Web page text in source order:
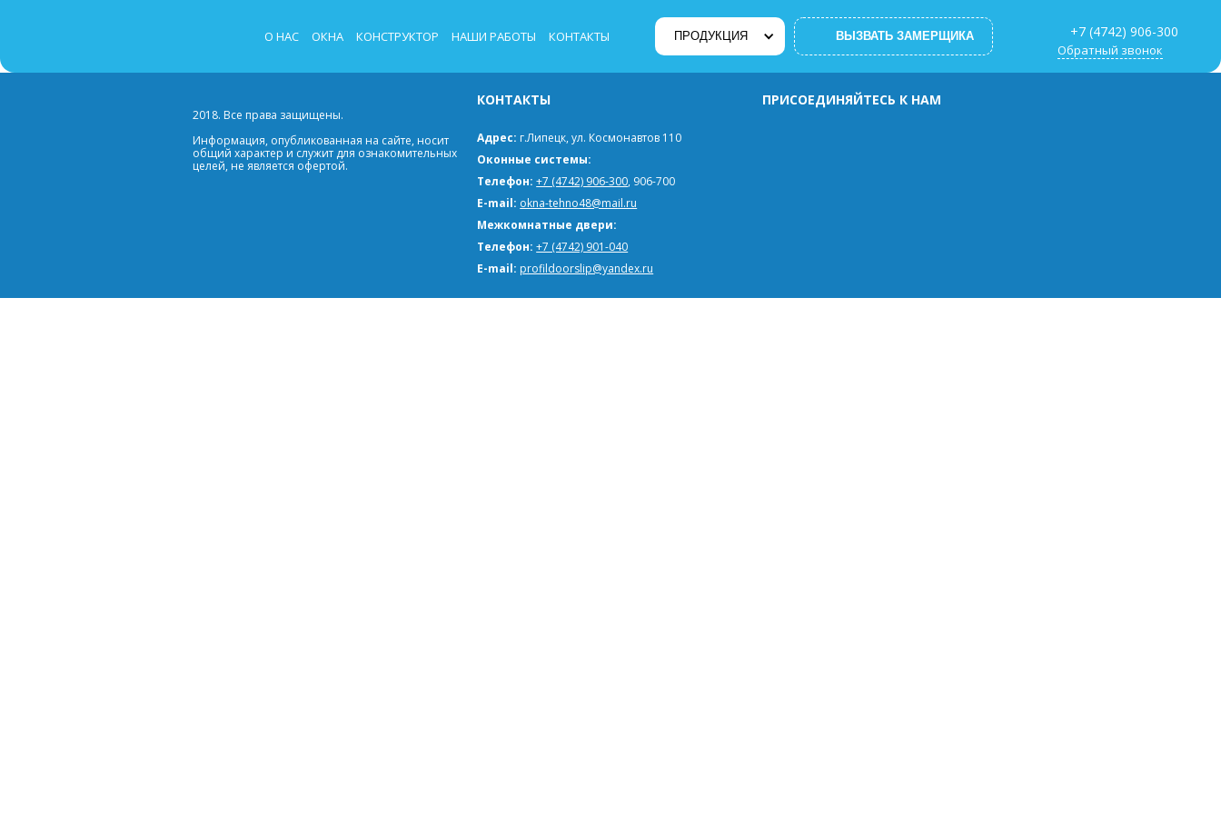
О НАС ОКНА КОНСТРУКТОР НАШИ РАБОТЫ КОНТАКТЫ ПРОДУКЦИЯ ВЫЗВАТЬ ЗАМЕРЩИКА +7 (4742) 906-300
Обратный звонок
2018. Все права защищены.
Информация, опубликованная на сайте, носит
общий характер и служит для ознакомительных
целей, не является офертой.
КОНТАКТЫ
Адрес: г.Липецк, ул. Космонавтов 110
Оконные системы:
Телефон:+7 (4742) 906-300, 906-700
E-mail: okna-tehno48@mail.ru
Межкомнатные двери:
Телефон:+7 (4742) 901-040
E-mail: profildoorslip@yandex.ru
ПРИСОЕДИНЯЙТЕСЬ К НАМ